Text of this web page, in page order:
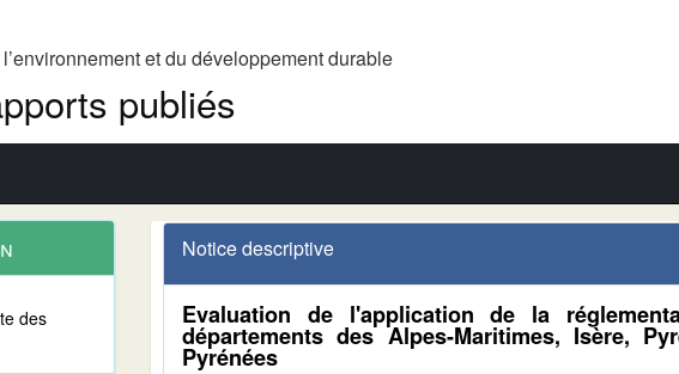
et du développement durable
publiés
des
Notice descriptive
Evaluation de l'application de la
départements des Alpes-Maritimes, Isère,
Pyrénées